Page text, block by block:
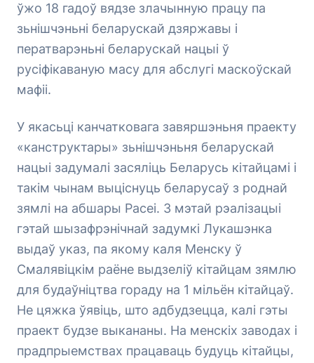
ўжо 18 гадоў вядзе злачынную працу па
зьнішчэньні беларускай дзяржавы і
ператварэньні беларускай нацыі ў
русіфікаваную масу для абслугі маскоўскай
мафіі.
У якасьці канчатковага завяршэньня праекту
«канструктары» зьнішчэньня беларускай
нацыі задумалі засяліць Беларусь кітайцамі і
такім чынам выціснуць беларусаў з роднай
зямлі на абшары Расеі. З мэтай рэалізацыі
гэтай шызафрэнічнай задумкі Лукашэнка
выдаў указ, па якому каля Менску ў
Смалявіцкім раёне выдзеліў кітайцам зямлю
для будаўніцтва гораду на 1 мільён кітайцаў.
Не цяжка ўявіць, што адбудзецца, калі гэты
праект будзе выкананы. На менскіх заводах і
прадпрыемствах працаваць будуць кітайцы,